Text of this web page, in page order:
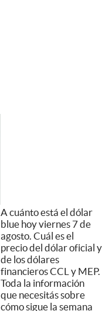
A cuánto está el dólar
blue hoy viernes 7 de
agosto. Cuál es el
precio del dólar oficial y
de los dólares
financieros CCL y MEP.
Toda la información
que necesitás sobre
cómo sigue la semana